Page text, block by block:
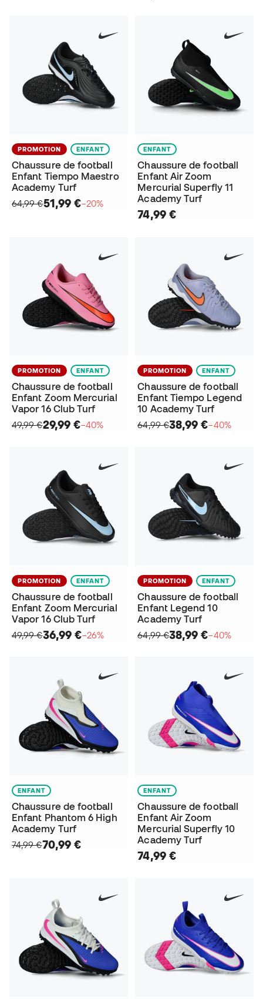
PROMOTION ENFANT
Chaussure de football
Enfant Tiempo Maestro
Academy Turf
64,99 €51,99 €−20%
ENFANT
Chaussure de football
Enfant Air Zoom
Mercurial Superfly 11
Academy Turf
74,99 €
PROMOTION ENFANT
Chaussure de football
Enfant Zoom Mercurial
Vapor 16 Club Turf
49,99 €29,99 €−40%
PROMOTION ENFANT
Chaussure de football
Enfant Tiempo Legend
10 Academy Turf
64,99 €38,99 €−40%
PROMOTION ENFANT
Chaussure de football
Enfant Zoom Mercurial
Vapor 16 Club Turf
49,99 €36,99 €−26%
PROMOTION ENFANT
Chaussure de football
Enfant Legend 10
Academy Turf
64,99 €38,99 €−40%
ENFANT
Chaussure de football
Enfant Phantom 6 High
Academy Turf
74,99 €70,99 €
ENFANT
Chaussure de football
Enfant Air Zoom
Mercurial Superfly 10
Academy Turf
74,99 €